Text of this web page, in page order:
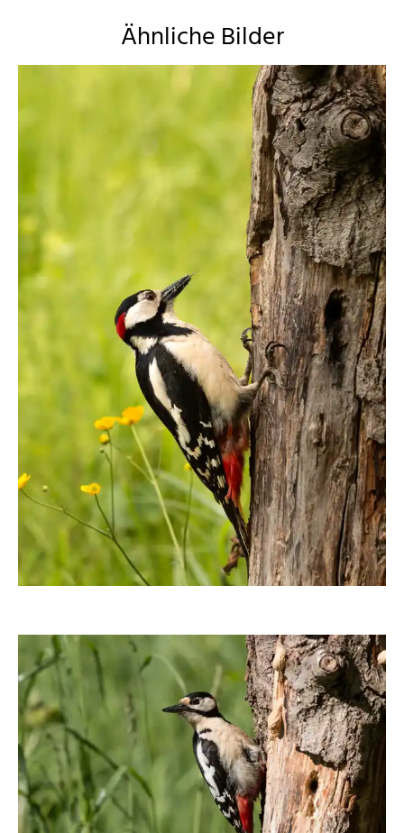
Ähnliche Bilder
angieconscious
angieconscious